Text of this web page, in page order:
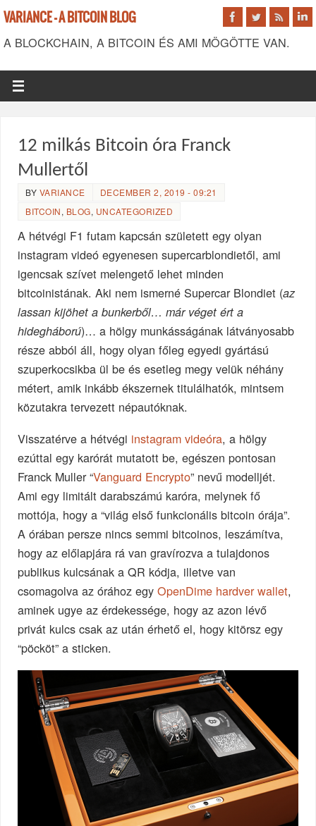
VARIANCE - A BITCOIN BLOG
A BLOCKCHAIN, A BITCOIN ÉS AMI MÖGÖTTE VAN.
12 milkás Bitcoin óra Franck
Mullertől
BY VARIANCE
DECEMBER 2, 2019 - 09:21
BITCOIN, BLOG, UNCATEGORIZED
A hétvégi F1 futam kapcsán született egy olyan
instagram videó egyenesen supercarblondietől, ami
igencsak szívet melengető lehet minden
bitcoinistának. Aki nem ismerné Supercar Blondiet (az
lassan kijöhet a bunkerből… már véget ért a
hidegháború)… a hölgy munkásságának látványosabb
része abból áll, hogy olyan főleg egyedi gyártású
szuperkocsikba ül be és esetleg megy velük néhány
métert, amik inkább ékszernek titulálhatók, mintsem
közutakra tervezett népautóknak.
Visszatérve a hétvégi instagram videóra, a hölgy
ezúttal egy karórát mutatott be, egészen pontosan
Franck Muller “Vanguard Encrypto” nevű modelljét.
Ami egy limitált darabszámú karóra, melynek fő
mottója, hogy a “világ első funkcionális bitcoin órája”.
A órában persze nincs semmi bitcoinos, leszámítva,
hogy az előlapjára rá van gravírozva a tulajdonos
publikus kulcsának a QR kódja, illetve van
csomagolva az órához egyOpenDime hardver wallet,
aminek ugye az érdekessége, hogy az azon lévő
privát kulcs csak az után érhető el, hogy kitörsz egy
“pöcköt” a sticken.